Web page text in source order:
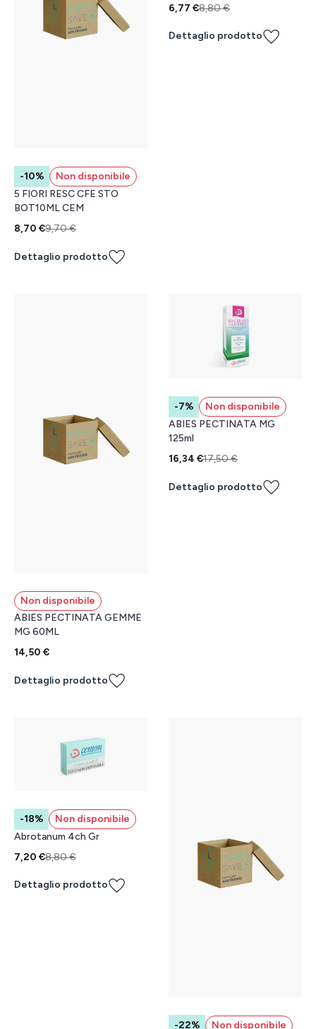
-10%
Non disponibile
5 FIORI RESC CFE STO
BOT10ML CEM
8,70 €9,70 €
Dettaglio prodotto
6,77 €8,80 €
Dettaglio prodotto
Non disponibile
ABIES PECTINATA GEMME
MG 60ML
14,50 €
Dettaglio prodotto
-7%
Non disponibile
ABIES PECTINATA MG
125ml
16,34 €17,50 €
Dettaglio prodotto
-18%
Non disponibile
Abrotanum 4ch Gr
7,20 €8,80 €
Dettaglio prodotto
-22%
Non disponibile